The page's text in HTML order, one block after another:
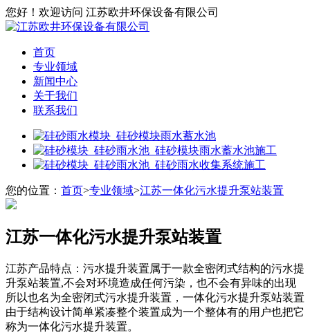
您好！欢迎访问 江苏欧井环保设备有限公司
首页
专业领域
新闻中心
关于我们
联系我们
您的位置： 首页>专业领域>江苏一体化污水提升泵站装置
江苏一体化污水提升泵站装置
江苏产品特点：污水提升装置属于一款全密闭式结构的污水提
升泵站装置,不会对环境造成任何污染，也不会有异味的出现
所以也名为全密闭式污水提升装置，一体化污水提升泵站装置
由于结构设计简单紧凑整个装置成为一个整体有的用户也把它
称为一体化污水提升装置。